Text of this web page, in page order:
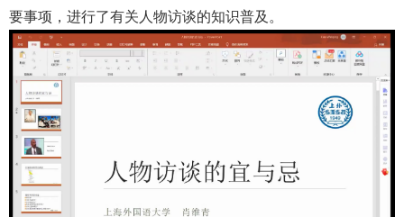
要事项，进行了有关人物访谈的知识普及。